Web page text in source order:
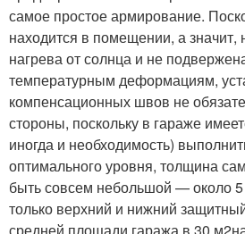
самое простое армирование.
находится в помещении, а значит,
нагрева от солнца и не
температурным деформациям,
компенсационных швов не
стороны, поскольку в гараже
иногда и необходимость)
оптимального уровня, толщина
быть совсем небольшой — около 5
только верхний и нижний
средней площади гаража в 30 м2